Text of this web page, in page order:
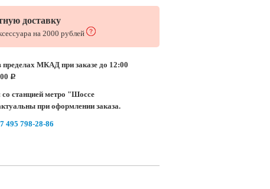
доставку
на 2000 рублей
МКАД при заказе до 12:00
c
станцией метро "Шоссе
при оформлении заказа.
495 798-28-86